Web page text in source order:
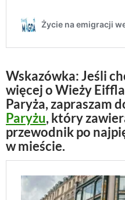
Wskazówka:Jeśli
więcej o Wieży
Paryża, zapraszam
Paryżu, który
przewodnik po
w mieście.